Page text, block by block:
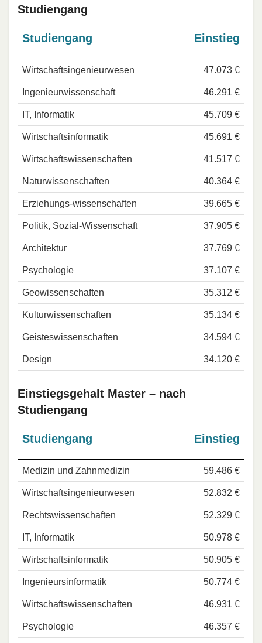
Studiengang
Studiengang Einstieg
Wirtschaftsingenieurwesen 47.073 €
Ingenieurwissenschaft 46.291 €
IT, Informatik 45.709 €
Wirtschaftsinformatik 45.691 €
Wirtschaftswissenschaften 41.517 €
Naturwissenschaften 40.364 €
Erziehungs-wissenschaften 39.665 €
Politik, Sozial-Wissenschaft 37.905 €
Architektur 37.769 €
Psychologie 37.107 €
Geowissenschaften 35.312 €
Kulturwissenschaften 35.134 €
Geisteswissenschaften 34.594 €
Design 34.120 €
Einstiegsgehalt Master – nach
Studiengang
Studiengang Einstieg
Medizin und Zahnmedizin 59.486 €
Wirtschaftsingenieurwesen 52.832 €
Rechtswissenschaften 52.329 €
IT, Informatik 50.978 €
Wirtschaftsinformatik 50.905 €
Ingenieursinformatik 50.774 €
Wirtschaftswissenschaften 46.931 €
Psychologie 46.357 €